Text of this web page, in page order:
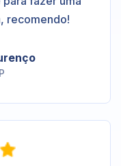
recomendo!